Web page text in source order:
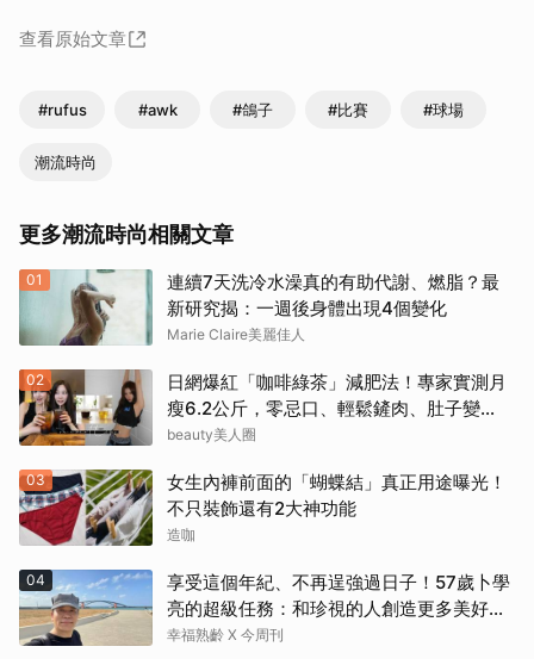
查看原始文章
#rufus #awk #鴿子 #比賽 #球場
潮流時尚
更多潮流時尚相關文章
01
連續7天洗冷水澡真的有助代謝、燃脂？最
新研究揭：一週後身體出現4個變化
Marie Claire美麗佳人
02
日網爆紅「咖啡綠茶」減肥法！專家實測月
瘦6.2公斤，零忌口、輕鬆鏟肉、肚子變
小！
beauty美人圈
03
女生內褲前面的「蝴蝶結」真正用途曝光！
不只裝飾還有2大神功能
造咖
04
享受這個年紀、不再逞強過日子！57歲卜學
亮的超級任務：和珍視的人創造更多美好記
憶
幸福熟齡 X 今周刊